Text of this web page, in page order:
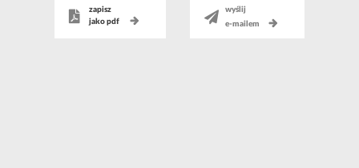
zapisz
jako pdf
wyślij
e-mailem